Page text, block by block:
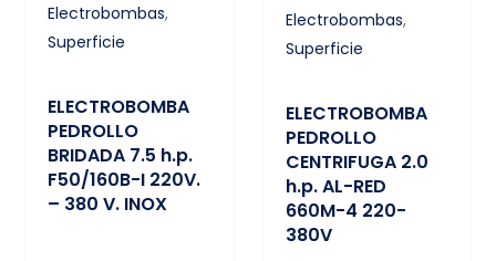
Electrobombas,
Superficie
ELECTROBOMBA
PEDROLLO
BRIDADA 7.5 h.p.
F50/160B-I 220V.
– 380 V. INOX
Electrobombas,
Superficie
ELECTROBOMBA
PEDROLLO
CENTRIFUGA 2.0
h.p. AL-RED
660M-4 220-
380V